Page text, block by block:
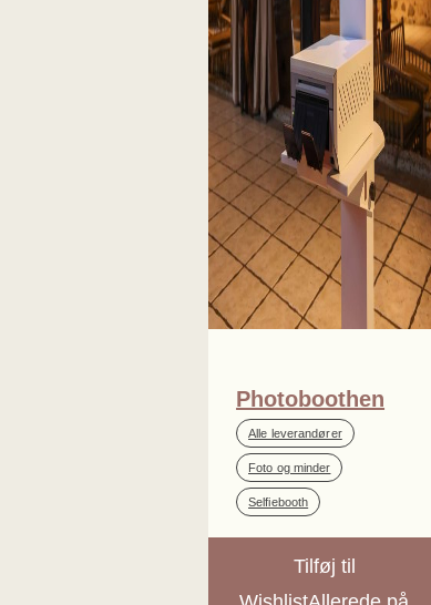
Photoboothen
Alle leverandører ,
Foto og minder
Selfiebooth
Tilføj til